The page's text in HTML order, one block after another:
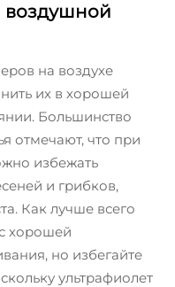
воздушной
на воздухе
их в хорошей
Большинство
отмечают, что при
избежать
и грибков,
Как лучше всего
хорошей
но избегайте
ультрафиолет